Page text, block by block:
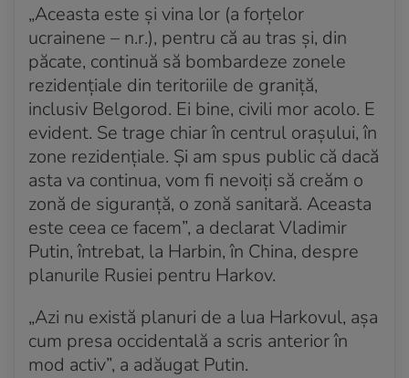
„Aceasta este și vina lor (a forțelor
ucrainene – n.r.), pentru că au tras și, din
păcate, continuă să bombardeze zonele
rezidențiale din teritoriile de graniță,
inclusiv Belgorod. Ei bine, civili mor acolo. E
evident. Se trage chiar în centrul orașului, în
zone rezidențiale. Și am spus public că dacă
asta va continua, vom fi nevoiți să creăm o
zonă de siguranță, o zonă sanitară. Aceasta
este ceea ce facem”, a declarat Vladimir
Putin, întrebat, la Harbin, în China, despre
planurile Rusiei pentru Harkov.
„Azi nu există planuri de a lua Harkovul, așa
cum presa occidentală a scris anterior în
mod activ”, a adăugat Putin.